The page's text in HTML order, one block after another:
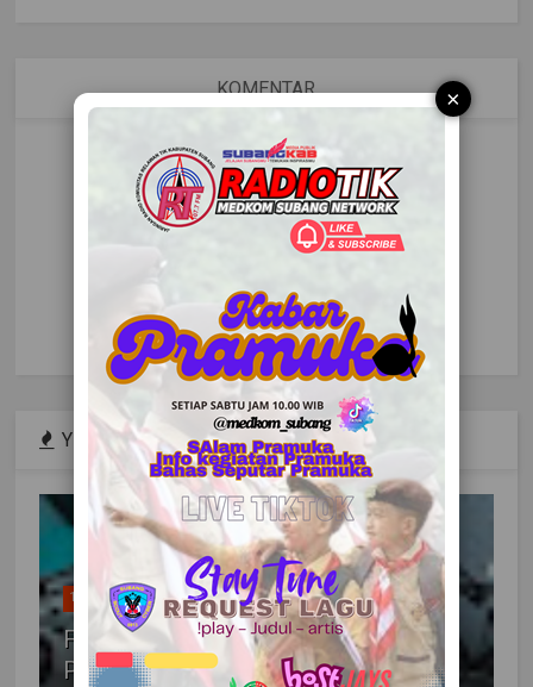
KOMENTAR
YEAR POPULAR
1
FESTIK KE 10 TAHUN 2022
PONTIANAK
×